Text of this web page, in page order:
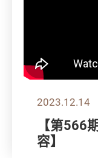
2023.12.14
【第566
容】